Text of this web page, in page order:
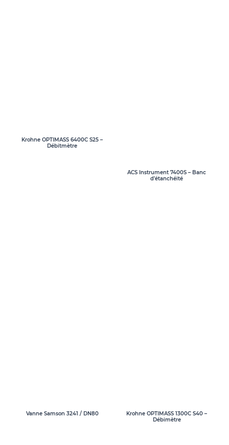
Krohne OPTIMASS 6400C S25 –
Débitmètre
ACS Instrument 7400S – Banc
d’étanchéité
Vanne Samson 3241 / DN80
Krohne OPTIMASS 1300C S40 –
Débimètre